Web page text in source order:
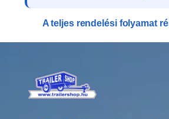
A teljes rendelési folyamat